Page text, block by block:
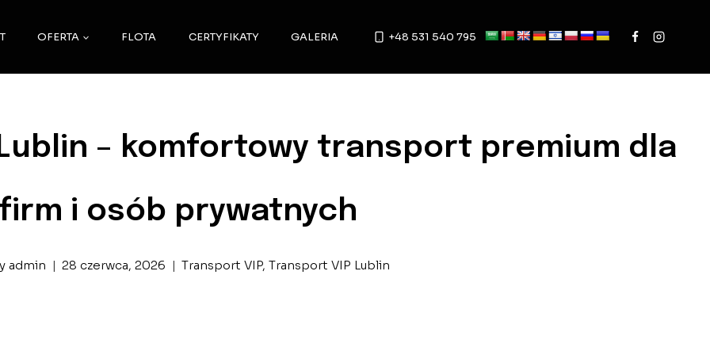
OFERTA FLOTA CERTYFIKATY GALERIA +48 531 540 795
– komfortowy transport premium dla
firm i osób prywatnych
admin 28 czerwca, 2026 Transport VIP, Transport VIP Lublin